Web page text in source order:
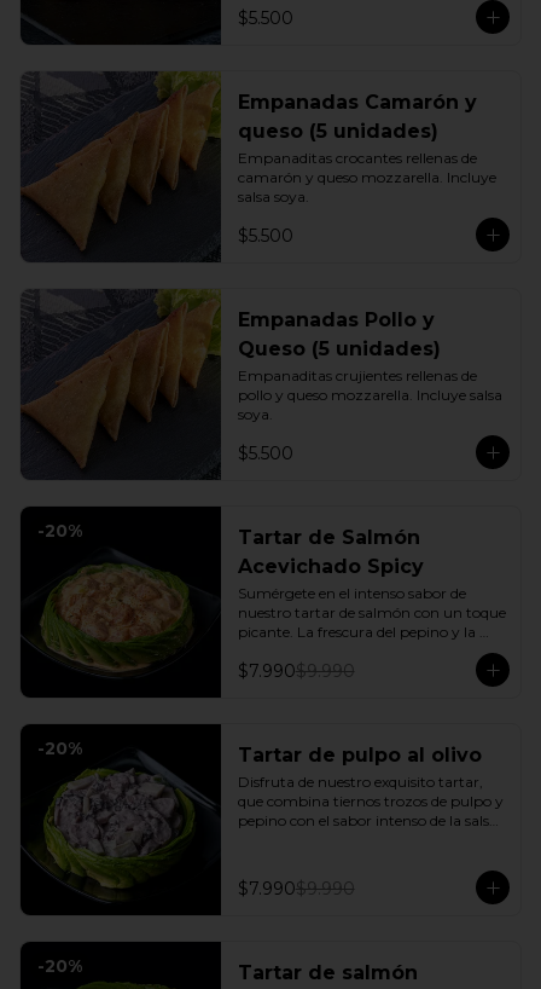
$5.500
Empanadas Camarón y
queso (5 unidades)
Empanaditas crocantes rellenas de
camarón y queso mozzarella. Incluye
salsa soya.
$5.500
Empanadas Pollo y
Queso (5 unidades)
Empanaditas crujientes rellenas de
pollo y queso mozzarella. Incluye salsa
soya.
$5.500
-20%
Tartar de Salmón
Acevichado Spicy
Sumérgete en el intenso sabor de
nuestro tartar de salmón con un toque
picante. La frescura del pepino y la
suavidad de la palta se combinan con
la explosión de la salsa spicy, creando
un plato vibrante y lleno de sabor que
$7.990$9.990
-20% Tartar de pulpo al olivo
Disfruta de nuestro exquisito tartar,
que combina tiernos trozos de pulpo y
pepino con el sabor intenso de la salsa
experiencia única de sabor y textura.
$7.990$9.990
-20%
Tartar de salmón